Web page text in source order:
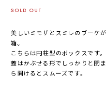
SOLD OUT
美しいミモザとスミレのブーケ
箱。
こちらは円柱型のボックスです。
蓋はかぶせる形でしっかりと閉
ら開けるとスムーズです。